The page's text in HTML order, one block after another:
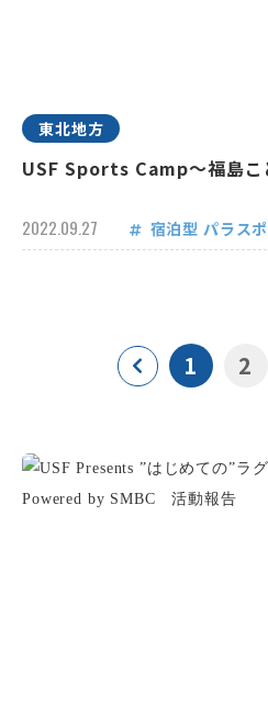
東北地方
USF Sports Camp～福島こ
2022.09.27 宿泊型 パラス
1 2